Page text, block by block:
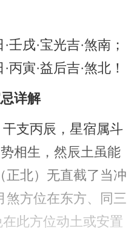
壬戌·宝光吉·煞南；
丙寅·益后吉·煞北！
详解
支丙辰，星宿属斗
相生，然辰土虽能
正北）无直截了当冲
煞方位在东方、同三
此方位动土或安置